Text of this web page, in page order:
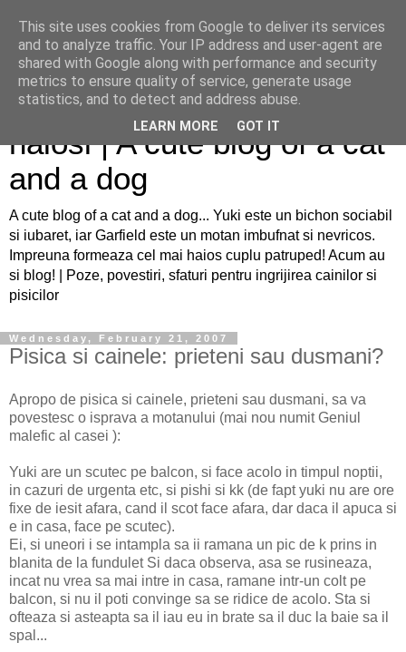
Sfaturi pentru caini si pisici
haiosi | A cute blog of a cat
and a dog
A cute blog of a cat and a dog... Yuki este un bichon sociabil
si iubaret, iar Garfield este un motan imbufnat si nevricos.
Impreuna formeaza cel mai haios cuplu patruped! Acum au
si blog! | Poze, povestiri, sfaturi pentru ingrijirea cainilor si
pisicilor
Wednesday, February 21, 2007
Pisica si cainele: prieteni sau dusmani?
Apropo de pisica si cainele, prieteni sau dusmani, sa va
povestesc o isprava a motanului (mai nou numit Geniul
malefic al casei ):
Yuki are un scutec pe balcon, si face acolo in timpul noptii,
in cazuri de urgenta etc, si pishi si kk (de fapt yuki nu are ore
fixe de iesit afara, cand il scot face afara, dar daca il apuca si
e in casa, face pe scutec).
Ei, si uneori i se intampla sa ii ramana un pic de k prins in
blanita de la fundulet Si daca observa, asa se rusineaza,
incat nu vrea sa mai intre in casa, ramane intr-un colt pe
balcon, si nu il poti convinge sa se ridice de acolo. Sta si
ofteaza si asteapta sa il iau eu in brate sa il duc la baie sa il
spal...
This site uses cookies from Google to deliver its services
and to analyze traffic. Your IP address and user-agent are
shared with Google along with performance and security
metrics to ensure quality of service, generate usage
statistics, and to detect and address abuse.
LEARN MORE GOT IT